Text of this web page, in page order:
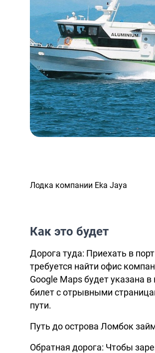
Лодка компании Eka Jaya
Как это будет
Дорога туда: Приехать в
требуется найти офис
Google Maps будет указана
билет с отрывными
пути.
Путь до острова Ломбок
Обратная дорога: Чтобы